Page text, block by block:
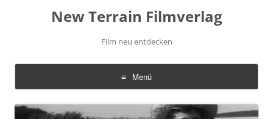
New Terrain Filmverlag
Film neu entdecken
Menü
Zum
Inhalt
springen